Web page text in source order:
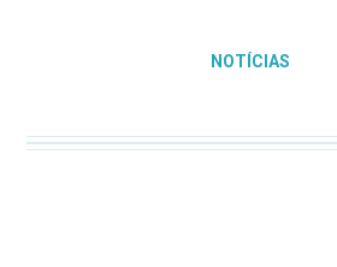
NOTÍCIAS